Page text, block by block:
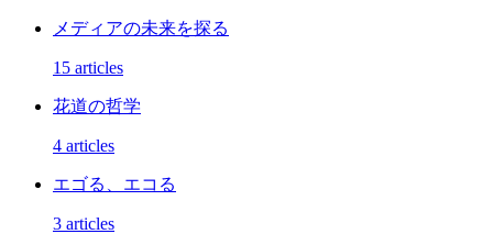
メディアの未来を探る
15 articles
花道の哲学
4 articles
エゴる、エコる
3 articles